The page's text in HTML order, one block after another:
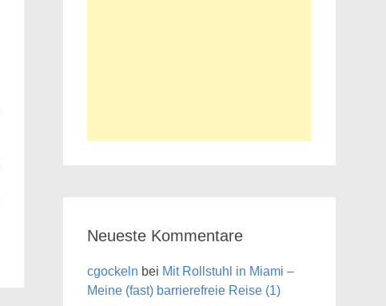
Neueste Kommentare
cgockeln bei Mit Rollstuhl in Miami –
Meine (fast) barrierefreie Reise (1)